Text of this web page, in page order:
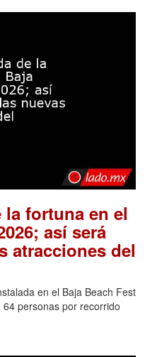
fortuna en el
así será
atracciones del
en el Baja Beach Fest
personas por recorrido